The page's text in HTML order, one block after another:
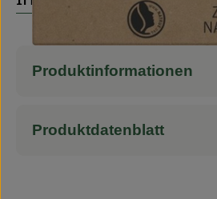
Produktinformationen
Produktdatenblatt